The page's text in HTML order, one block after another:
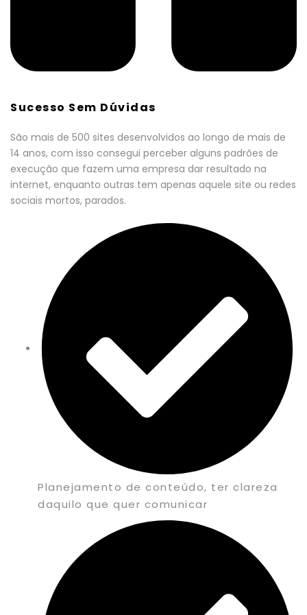
Sucesso Sem Dúvidas
São mais de 500 sites desenvolvidos ao longo de mais de
14 anos, com isso consegui perceber alguns padrões de
execução que fazem uma empresa dar resultado na
internet, enquanto outras tem apenas aquele site ou redes
sociais mortos, parados.
Planejamento de conteúdo, ter clareza
daquilo que quer comunicar